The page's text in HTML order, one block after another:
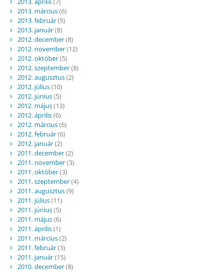
2013. március(6)
2013. február(5)
2013. január(8)
2012. december(8)
2012. november(12)
2012. október(5)
2012. szeptember(8)
2012. augusztus(2)
2012. július(10)
2012. június(5)
2012. május(13)
2012. április(6)
2012. március(6)
2012. február(6)
2012. január(2)
2011. december(2)
2011. november(3)
2011. október(3)
2011. szeptember(4)
2011. augusztus(9)
2011. július(11)
2011. június(5)
2011. május(6)
2011. április(1)
2011. március(2)
2011. február(3)
2011. január(15)
2010. december(8)